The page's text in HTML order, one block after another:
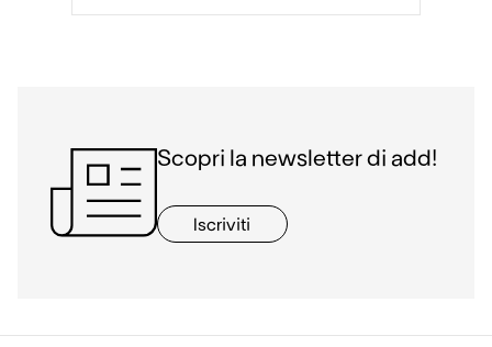
Scopri la newsletter di add!
Iscriviti